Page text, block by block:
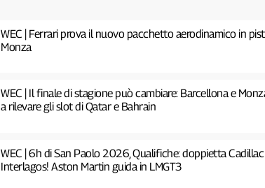
WEC | Ferrari prova il nuovo pacchetto aerodinamico in
Monza
WEC | Il finale di stagione può cambiare: Barcellona e
a rilevare gli slot di Qatar e Bahrain
WEC | 6h di San Paolo 2026, Qualifiche: doppietta
Interlagos! Aston Martin guida in LMGT3